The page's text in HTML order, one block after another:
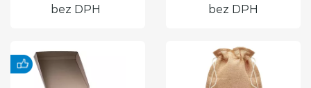
bez DPH bez DPH